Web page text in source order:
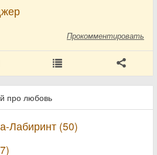
Прокомментировать
про любовь
Лабиринт (50)